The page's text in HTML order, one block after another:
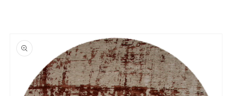
naar productinformatie